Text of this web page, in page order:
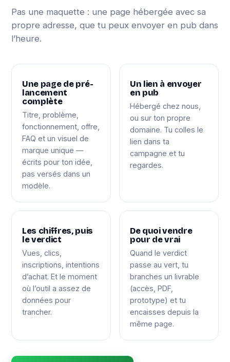
Pas une maquette : une page hébergée avec sa
propre adresse, que tu peux envoyer en pub dans
l’heure.
Une page de pré-
lancement
complète
Titre, problème,
fonctionnement, offre,
FAQ et un visuel de
marque unique —
écrits pour ton idée,
pas versés dans un
modèle.
Un lien à envoyer
en pub
Hébergé chez nous,
ou sur ton propre
domaine. Tu colles le
lien dans ta
campagne et tu
regardes.
Les chiffres, puis
le verdict
Vues, clics,
inscriptions, intentions
d’achat. Et le moment
où l’outil a assez de
données pour
trancher.
De quoi vendre
pour de vrai
Quand le verdict
passe au vert, tu
branches un livrable
(accès, PDF,
prototype) et tu
encaisses depuis la
même page.